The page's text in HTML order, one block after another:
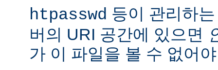
htpasswd 등이 관리하
버의 URI 공간에 있으면
가 이 파일을 볼 수 없어